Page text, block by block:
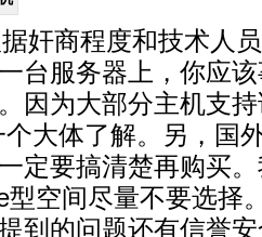
奸商程度和技术人
台服务器上，你应
因为大部分主机支
个大体了解。另，国
定要搞清楚再购买
型空间尽量不要选择
到的问题还有信誉